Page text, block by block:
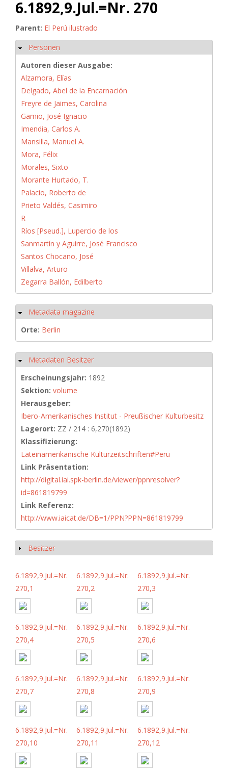
6.1892,9.Jul.=Nr. 270
Parent: El Perú ilustrado
Ausblenden
Personen
Autoren dieser Ausgabe:
Alzamora, Elías
Delgado, Abel de la Encarnación
Freyre de Jaimes, Carolina
Gamio, José Ignacio
Imendia, Carlos A.
Mansilla, Manuel A.
Mora, Félix
Morales, Sixto
Morante Hurtado, T.
Palacio, Roberto de
Prieto Valdés, Casimiro
R
Ríos [Pseud.], Lupercio de los
Sanmartín y Aguirre, José Francisco
Santos Chocano, José
Villalva, Arturo
Zegarra Ballón, Edilberto
Ausblenden
Metadata magazine
Orte: Berlin
Ausblenden
Metadaten Besitzer
Erscheinungsjahr: 1892
Sektion: volume
Herausgeber:
Ibero-Amerikanisches Institut - Preußischer Kulturbesitz
Lagerort: ZZ / 214 : 6,270(1892)
Klassifizierung:
Lateinamerikanische Kulturzeitschriften#Peru
Link Präsentation:
http://digital.iai.spk-berlin.de/viewer/ppnresolver?
id=861819799
Link Referenz:
http://www.iaicat.de/DB=1/PPN?PPN=861819799
Anzeigen
Besitzer
6.1892,9.Jul.=Nr.
270,1
6.1892,9.Jul.=Nr.
270,2
6.1892,9.Jul.=Nr.
270,3
6.1892,9.Jul.=Nr.
270,4
6.1892,9.Jul.=Nr.
270,5
6.1892,9.Jul.=Nr.
270,6
6.1892,9.Jul.=Nr.
270,7
6.1892,9.Jul.=Nr.
270,8
6.1892,9.Jul.=Nr.
270,9
6.1892,9.Jul.=Nr.
270,10
6.1892,9.Jul.=Nr.
270,11
6.1892,9.Jul.=Nr.
270,12